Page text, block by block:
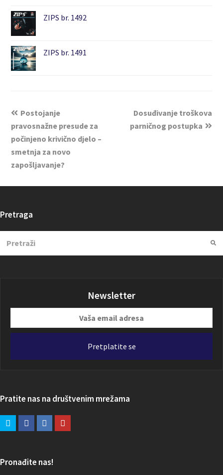
ZIPS br. 1492
ZIPS br. 1491
Postojanje
pravosnažne presude za
počinjeno krivično djelo –
smetnja za novo
zapošljavanje?
Dosuđivanje troškova
parničnog postupka
Pretraga
Newsletter
email
Pretplatite se
Pratite nas na društvenim mrežama
Pronađite nas!